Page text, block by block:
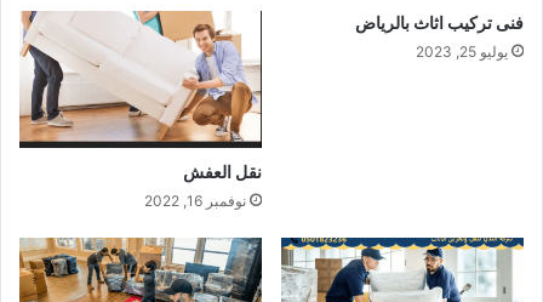
فنى تركيب اثاث بالرياض
يوليو 25, 2023
نقل العفش
نوفمبر 16, 2022